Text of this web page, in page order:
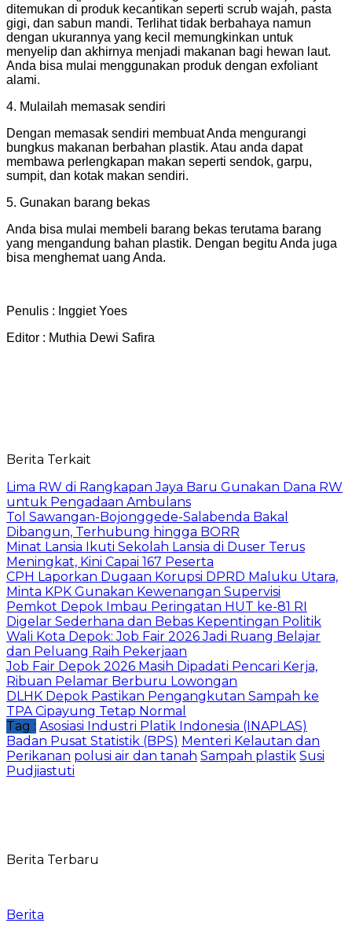
ditemukan di produk kecantikan seperti scrub wajah, pasta
gigi, dan sabun mandi. Terlihat tidak berbahaya namun
dengan ukurannya yang kecil memungkinkan untuk
menyelip dan akhirnya menjadi makanan bagi hewan laut.
Anda bisa mulai menggunakan produk dengan exfoliant
alami.
4. Mulailah memasak sendiri
Dengan memasak sendiri membuat Anda mengurangi
bungkus makanan berbahan plastik. Atau anda dapat
membawa perlengkapan makan seperti sendok, garpu,
sumpit, dan kotak makan sendiri.
5. Gunakan barang bekas
Anda bisa mulai membeli barang bekas terutama barang
yang mengandung bahan plastik. Dengan begitu Anda juga
bisa menghemat uang Anda.
Penulis : Inggiet Yoes
Editor : Muthia Dewi Safira
Berita Terkait
Lima RW di Rangkapan Jaya Baru Gunakan Dana RW
untuk Pengadaan Ambulans
Tol Sawangan-Bojonggede-Salabenda Bakal
Dibangun, Terhubung hingga BORR
Minat Lansia Ikuti Sekolah Lansia di Duser Terus
Meningkat, Kini Capai 167 Peserta
CPH Laporkan Dugaan Korupsi DPRD Maluku Utara,
Minta KPK Gunakan Kewenangan Supervisi
Pemkot Depok Imbau Peringatan HUT ke-81 RI
Digelar Sederhana dan Bebas Kepentingan Politik
Wali Kota Depok: Job Fair 2026 Jadi Ruang Belajar
dan Peluang Raih Pekerjaan
Job Fair Depok 2026 Masih Dipadati Pencari Kerja,
Ribuan Pelamar Berburu Lowongan
DLHK Depok Pastikan Pengangkutan Sampah ke
TPA Cipayung Tetap Normal
Tag : Asosiasi Industri Platik Indonesia (INAPLAS)
Badan Pusat Statistik (BPS) Menteri Kelautan dan
Perikanan polusi air dan tanah Sampah plastik Susi
Pudjiastuti
Berita Terbaru
Berita